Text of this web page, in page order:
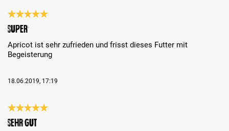
Bewertung mit 5 von 5 Sternen
Super
Apricot ist sehr zufrieden und frisst dieses Futter mit
Begeisterung
18.06.2019, 17:19
Bewertung mit 5 von 5 Sternen
Sehr gut